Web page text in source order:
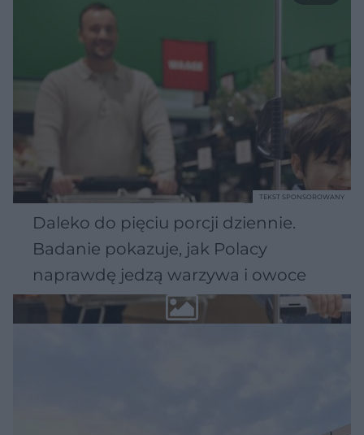
Daleko do pięciu porcji dziennie.
Badanie pokazuje, jak Polacy
naprawdę jedzą warzywa i owoce
TEKST SPONSOROWANY